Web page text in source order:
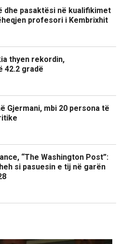
dhe pasaktësi në kualifikimet
profesori i Kembrixhit
thyen rekordin,
42.2 gradë
Gjermani, mbi 20 persona të
“The Washington Post”:
si pasuesin e tij në garën